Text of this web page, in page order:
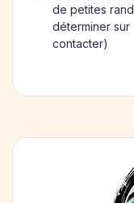
de petites
déterminer sur
contacter)